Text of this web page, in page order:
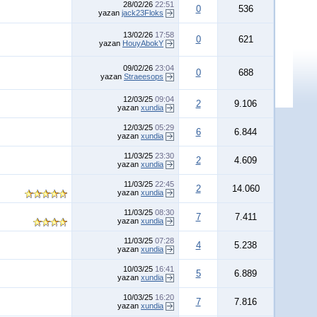
28/02/26 22:51
yazan jack23Floks 0 536
13/02/26 17:58
yazan HouyAbokY 0 621
09/02/26 23:04
yazan Straeesops 0 688
12/03/25 09:04
yazan xundia 2 9.106
12/03/25 05:29
yazan xundia 6 6.844
11/03/25 23:30
yazan xundia 2 4.609
11/03/25 22:45
yazan xundia 2 14.060
11/03/25 08:30
yazan xundia 7 7.411
11/03/25 07:28
yazan xundia 4 5.238
10/03/25 16:41
yazan xundia 5 6.889
10/03/25 16:20
yazan xundia 7 7.816